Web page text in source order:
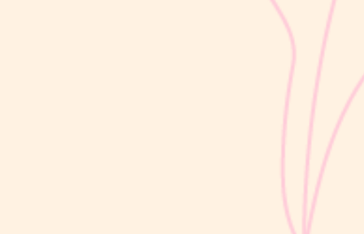
Tidak jarang lapisan ini dianggap sebagai kotoran atau sisa cairan
persalinan yang harus segera dibersihkan, terutama jika jumlahnya